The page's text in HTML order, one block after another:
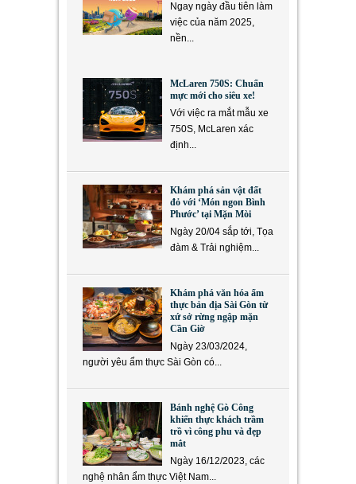
Ngay ngày đầu tiên làm
việc của năm 2025,
nền...
McLaren 750S: Chuẩn
mực mới cho siêu xe!
Với việc ra mắt mẫu xe
750S, McLaren xác
định...
Khám phá sản vật đất
đỏ với ‘Món ngon Bình
Phước’ tại Mặn Mòi
Ngày 20/04 sắp tới, Tọa
đàm & Trải nghiệm...
Khám phá văn hóa ẩm
thực bản địa Sài Gòn từ
xứ sở rừng ngập mặn
Cần Giờ
Ngày 23/03/2024,
người yêu ẩm thực Sài Gòn có...
Bánh nghệ Gò Công
khiến thực khách trầm
trồ vì công phu và đẹp
mắt
Ngày 16/12/2023, các
nghệ nhân ẩm thực Việt Nam...